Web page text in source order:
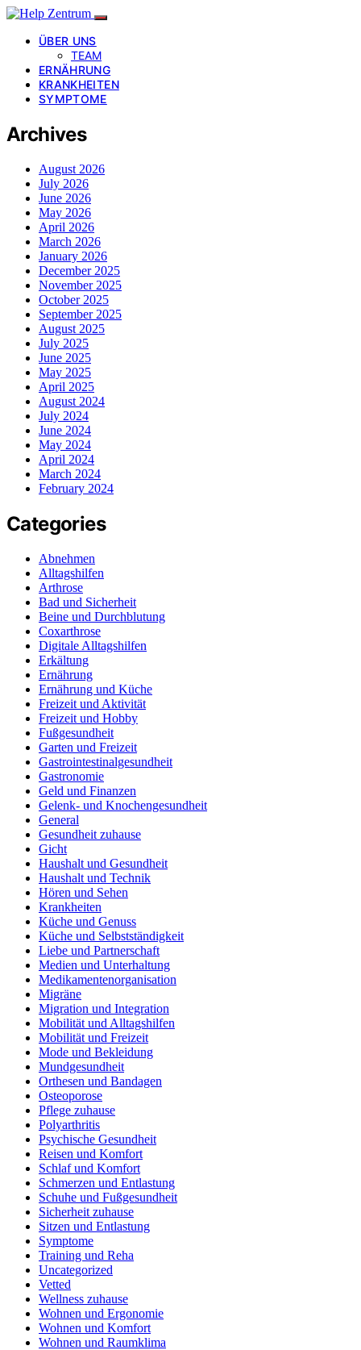
ÜBER UNS
TEAM
ERNÄHRUNG
KRANKHEITEN
SYMPTOME
Archives
August 2026
July 2026
June 2026
May 2026
April 2026
March 2026
January 2026
December 2025
November 2025
October 2025
September 2025
August 2025
July 2025
June 2025
May 2025
April 2025
August 2024
July 2024
June 2024
May 2024
April 2024
March 2024
February 2024
Categories
Abnehmen
Alltagshilfen
Arthrose
Bad und Sicherheit
Beine und Durchblutung
Coxarthrose
Digitale Alltagshilfen
Erkältung
Ernährung
Ernährung und Küche
Freizeit und Aktivität
Freizeit und Hobby
Fußgesundheit
Garten und Freizeit
Gastrointestinalgesundheit
Gastronomie
Geld und Finanzen
Gelenk- und Knochengesundheit
General
Gesundheit zuhause
Gicht
Haushalt und Gesundheit
Haushalt und Technik
Hören und Sehen
Krankheiten
Küche und Genuss
Küche und Selbstständigkeit
Liebe und Partnerschaft
Medien und Unterhaltung
Medikamentenorganisation
Migräne
Migration und Integration
Mobilität und Alltagshilfen
Mobilität und Freizeit
Mode und Bekleidung
Mundgesundheit
Orthesen und Bandagen
Osteoporose
Pflege zuhause
Polyarthritis
Psychische Gesundheit
Reisen und Komfort
Schlaf und Komfort
Schmerzen und Entlastung
Schuhe und Fußgesundheit
Sicherheit zuhause
Sitzen und Entlastung
Symptome
Training und Reha
Uncategorized
Vetted
Wellness zuhause
Wohnen und Ergonomie
Wohnen und Komfort
Wohnen und Raumklima